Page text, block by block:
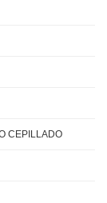
CEPILLADO